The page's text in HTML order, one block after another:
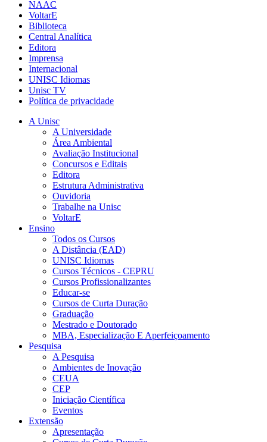
NAAC
VoltarE
Biblioteca
Central Analítica
Editora
Imprensa
Internacional
UNISC Idiomas
Unisc TV
Política de privacidade
A Unisc
A Universidade
Área Ambiental
Avaliação Institucional
Concursos e Editais
Editora
Estrutura Administrativa
Ouvidoria
Trabalhe na Unisc
VoltarE
Ensino
Todos os Cursos
A Distância (EAD)
UNISC Idiomas
Cursos Técnicos - CEPRU
Cursos Profissionalizantes
Educar-se
Cursos de Curta Duração
Graduação
Mestrado e Doutorado
MBA, Especialização E Aperfeiçoamento
Pesquisa
A Pesquisa
Ambientes de Inovação
CEUA
CEP
Iniciação Científica
Eventos
Extensão
Apresentação